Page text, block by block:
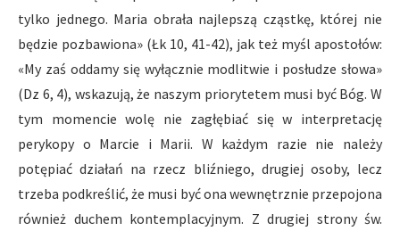
tylko jednego. Maria obrała najlepszą cząstkę, której nie
będzie pozbawiona» (Łk 10, 41-42), jak też myśl apostołów:
«My zaś oddamy się wyłącznie modlitwie i posłudze słowa»
(Dz 6, 4), wskazują, że naszym priorytetem musi być Bóg. W
tym momencie wolę nie zagłębiać się w interpretację
perykopy o Marcie i Marii. W każdym razie nie należy
potępiać działań na rzecz bliźniego, drugiej osoby, lecz
trzeba podkreślić, że musi być ona wewnętrznie przepojona
również duchem kontemplacyjnym. Z drugiej strony św.